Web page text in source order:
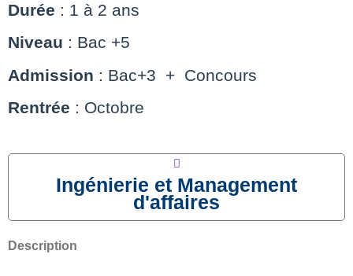
Durée : 1 à 2 ans
Niveau : Bac +5
Admission : Bac+3 + Concours
Rentrée : Octobre
Ingénierie et Management
d'affaires
Description